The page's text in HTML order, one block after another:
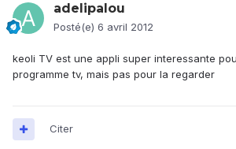
adelipalou
Posté(e) 6 avril 2012
keoli TV est une appli super interessante
programme tv, mais pas pour la regarder
Citer